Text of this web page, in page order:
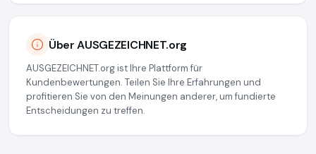
Über AUSGEZEICHNET.org
AUSGEZEICHNET.org ist Ihre Plattform für
Kundenbewertungen. Teilen Sie Ihre Erfahrungen und
profitieren Sie von den Meinungen anderer, um fundierte
Entscheidungen zu treffen.